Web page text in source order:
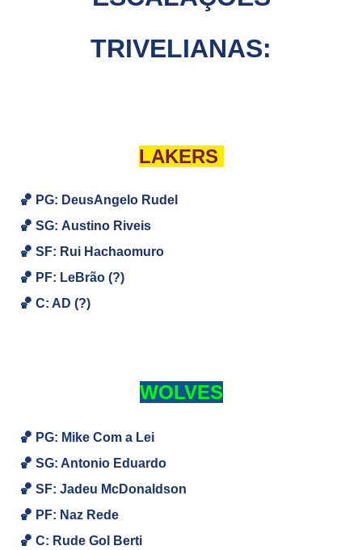
TRIVELIANAS:
LAKERS
🏀 PG: DeusAngelo Rudel
🏀 SG: Austino Riveis
🏀 SF: Rui Hachaomuro
🏀 PF: LeBrão (?)
🏀 C: AD (?)
WOLVES
🏀 PG: Mike Com a Lei
🏀 SG: Antonio Eduardo
🏀 SF: Jadeu McDonaldson
🏀 PF: Naz Rede
🏀 C: Rude Gol Berti